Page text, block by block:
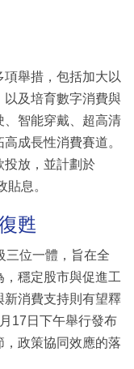
舉措，包括加大以
以及培育數字消費與
、智能穿戴、超高清
成長性消費賽道。
投放，並計劃於
息。
甦
三位一體，旨在全
穩定股市與促進工
新消費支持則有望釋
17日下午舉行發布
政策協同效應的落